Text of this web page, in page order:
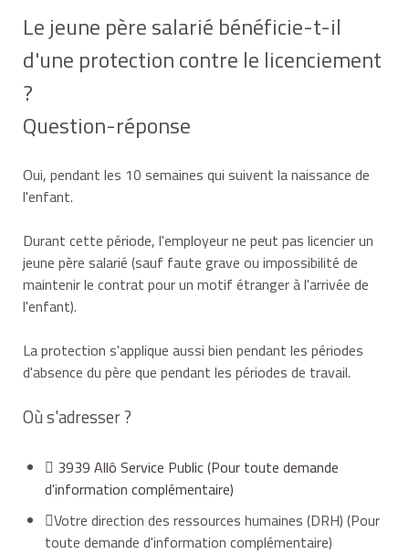
Le jeune père salarié bénéficie-t-il
d'une protection contre le licenciement
?
Question-réponse
Oui, pendant les 10 semaines qui suivent la naissance de
l'enfant.
Durant cette période, l'employeur ne peut pas licencier un
jeune père salarié (sauf faute grave ou impossibilité de
maintenir le contrat pour un motif étranger à l'arrivée de
l'enfant).
La protection s'applique aussi bien pendant les périodes
d'absence du père que pendant les périodes de travail.
Où s'adresser ?
3939 Allô Service Public(Pour toute demande
d'information complémentaire)
Votre direction des ressources humaines (DRH) (Pour
toute demande d'information complémentaire)